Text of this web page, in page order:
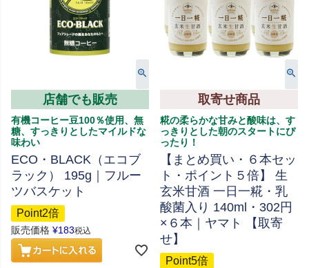
店舗でも販売
有機コーヒー豆100％使用、無
糖、すっきりとしたマイルドな
味わい
ECO・BLACK（エコブ
ラック） 195g｜フルー
ツバスケット
Point2倍
販売価格 ¥183税込
取寄せ商品
糀の柔らかな甘みと酸味は、す
っきりとした朝のスタートにぴ
ったり！
【まとめ買い・６本セッ
ト・ポイント５倍】 生
玄米甘酒 一日一糀・乳
酸菌入り 140ml・302円
×６本｜ヤマト 【取寄
せ】
Point5倍